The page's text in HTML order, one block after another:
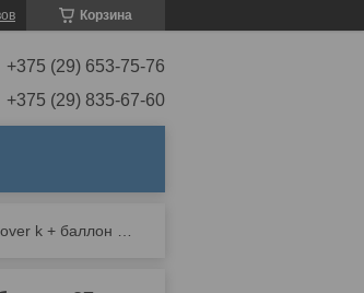
Корзина
+375 (29) 653-75-76
+375 (29) 835-67-60